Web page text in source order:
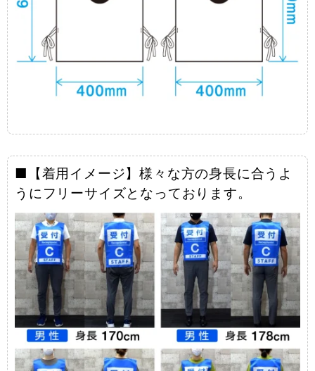
■【着用イメージ】様々な方の身長に合うよ
うにフリーサイズとなっております。